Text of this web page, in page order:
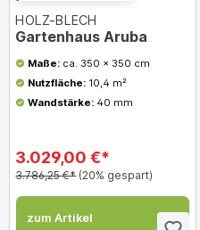
HOLZ-BLECH
Gartenhaus Aruba
Maße:ca. 350 x 350 cm
Nutzfläche:10,4 m²
Wandstärke:40 mm
3.029,00 €*
3.786,25 €* (20% gespart)
zum Artikel